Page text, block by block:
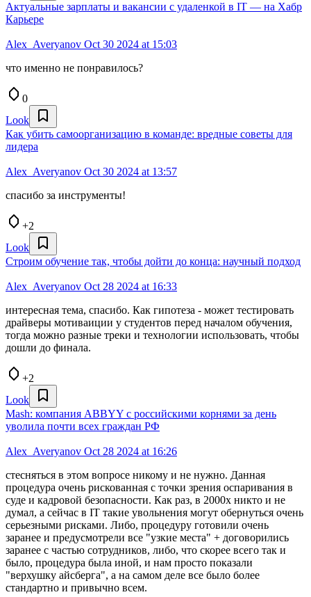
Актуальные зарплаты и вакансии с удаленкой в IT — на Хабр
Карьере
Alex_Averyanov Oct 30 2024 at 15:03
что именно не понравилось?
0
Look
Как убить самоорганизацию в команде: вредные советы для
лидера
Alex_Averyanov Oct 30 2024 at 13:57
спасибо за инструменты!
+2
Look
Строим обучение так, чтобы дойти до конца: научный подход
Alex_Averyanov Oct 28 2024 at 16:33
интересная тема, спасибо. Как гипотеза - может тестировать
драйверы мотиваиции у студентов перед началом обучения,
тогда можно разные треки и технологии использовать, чтобы
дошли до финала.
+2
Look
Mash: компания ABBYY с российскими корнями за день
уволила почти всех граждан РФ
Alex_Averyanov Oct 28 2024 at 16:26
стесняться в этом вопросе никому и не нужно. Данная
процедура очень рискованная с точки зрения оспаривания в
суде и кадровой безопасности. Как раз, в 2000х никто и не
думал, а сейчас в IT такие увольнения могут обернуться очень
серьезными рисками. Либо, процедуру готовили очень
заранее и предусмотрели все "узкие места" + договорились
заранее с частью сотрудников, либо, что скорее всего так и
было, процедура была иной, и нам просто показали
"верхушку айсберга", а на самом деле все было более
стандартно и привычно всем.